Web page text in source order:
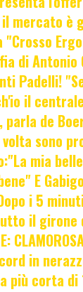
mercato è
"Crosso
di Antonio
Padelli!
il
parla de
sono
mia
E
i 5
il girone
in
più corta di